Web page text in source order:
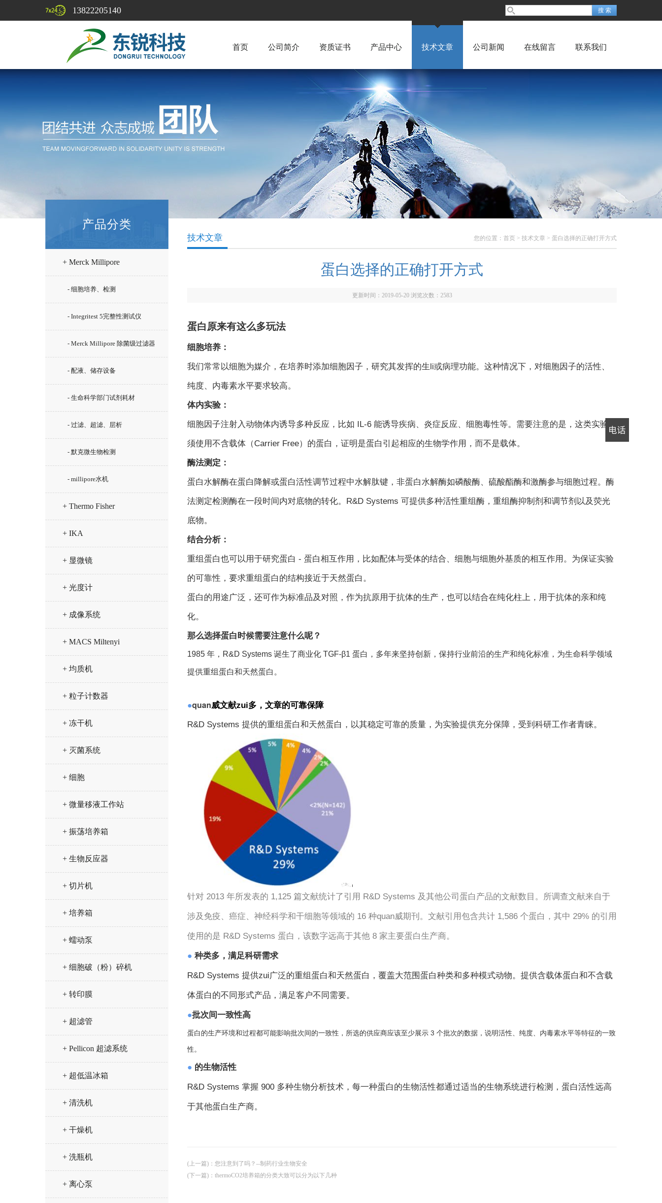
13822205140
首页 公司简介 资质证书 产品中心 技术文章 公司新闻 在线留言 联系我们
产品分类
+ Merck Millipore
- 细胞培养、检测
- Integritest 5完整性测试仪
- Merck Millipore 除菌级过滤器
- 配液、储存设备
- 生命科学部门试剂耗材
- 过滤、超滤、层析
- 默克微生物检测
- millipore水机
+ Thermo Fisher
+ IKA
+ 显微镜
+ 光度计
+ 成像系统
+ MACS Miltenyi
+ 均质机
+ 粒子计数器
+ 冻干机
+ 灭菌系统
+ 细胞
+ 微量移液工作站
+ 振荡培养箱
+ 生物反应器
+ 切片机
+ 培养箱
+ 蠕动泵
+ 细胞破（粉）碎机
+ 转印膜
+ 超滤管
+ Pellicon 超滤系统
+ 超低温冰箱
+ 清洗机
+ 干燥机
+ 洗瓶机
+ 离心泵
您的位置： 首页 > 技术文章 > 蛋白选择的正确打开方式
技术文章
蛋白选择的正确打开方式
更新时间：2019-05-20 浏览次数： 2583
蛋白原来有这么多玩法
细胞培养：
我们常常以细胞为媒介，在培养时添加细胞因子，研究其发挥的生li或病理功能。这种情况下，对细胞因子的活性、
纯度、内毒素水平要求较高。
体内实验：
细胞因子注射入动物体内诱导多种反应，比如 IL-6 能诱导疾病、炎症反应、细胞毒性等。需要注意的是，这类实验必
须使用不含载体（Carrier Free）的蛋白，证明是蛋白引起相应的生物学作用，而不是载体。
酶法测定：
蛋白水解酶在蛋白降解或蛋白活性调节过程中水解肽键，非蛋白水解酶如磷酸酶、硫酸酯酶和激酶参与细胞过程。酶
法测定检测酶在一段时间内对底物的转化。R&D Systems 可提供多种活性重组酶，重组酶抑制剂和调节剂以及荧光
底物。
结合分析：
重组蛋白也可以用于研究蛋白 - 蛋白相互作用，比如配体与受体的结合、细胞与细胞外基质的相互作用。为保证实验
的可靠性，要求重组蛋白的结构接近于天然蛋白。
蛋白的用途广泛，还可作为标准品及对照，作为抗原用于抗体的生产，也可以结合在纯化柱上，用于抗体的亲和纯
化。
那么选择蛋白时候需要注意什么呢？
1985 年，R&D Systems 诞生了商业化 TGF-β1 蛋白，多年来坚持创新，保持行业前沿的生产和纯化标准，为生命科学领域
提供重组蛋白和天然蛋白。
●quan威文献zui多，文章的可靠保障
R&D Systems 提供的重组蛋白和天然蛋白，以其稳定可靠的质量，为实验提供充分保障，受到科研工作者青睐。
针对 2013 年所发表的 1,125 篇文献统计了引用 R&D Systems 及其他公司蛋白产品的文献数目。所调查文献来自于
涉及免疫、癌症、神经科学和干细胞等领域的 16 种quan威期刊。文献引用包含共计 1,586 个蛋白，其中 29% 的引用
使用的是 R&D Systems 蛋白，该数字远高于其他 8 家主要蛋白生产商。
● 种类多，满足科研需求
R&D Systems 提供zui广泛的重组蛋白和天然蛋白，覆盖大范围蛋白种类和多种模式动物。提供含载体蛋白和不含载
体蛋白的不同形式产品，满足客户不同需要。
●批次间一致性高
蛋白的生产环境和过程都可能影响批次间的一致性，所选的供应商应该至少展示 3 个批次的数据，说明活性、纯度、内毒素水平等特征的一致
性。
● 的生物活性
R&D Systems 掌握 900 多种生物分析技术，每一种蛋白的生物活性都通过适当的生物系统进行检测，蛋白活性远高
于其他蛋白生产商。
(上一篇) ： 您注意到了吗？--制药行业生物安全
(下一篇) ： thermoCO2培养箱的分类大致可以分为以下几种